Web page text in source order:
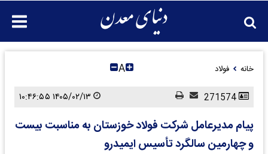
خانه فولاد A
پیام مدیرعامل شرکت فولاد خوزستان به مناسبت بیست
و چهارمین سالگرد تأسیس ایمیدرو